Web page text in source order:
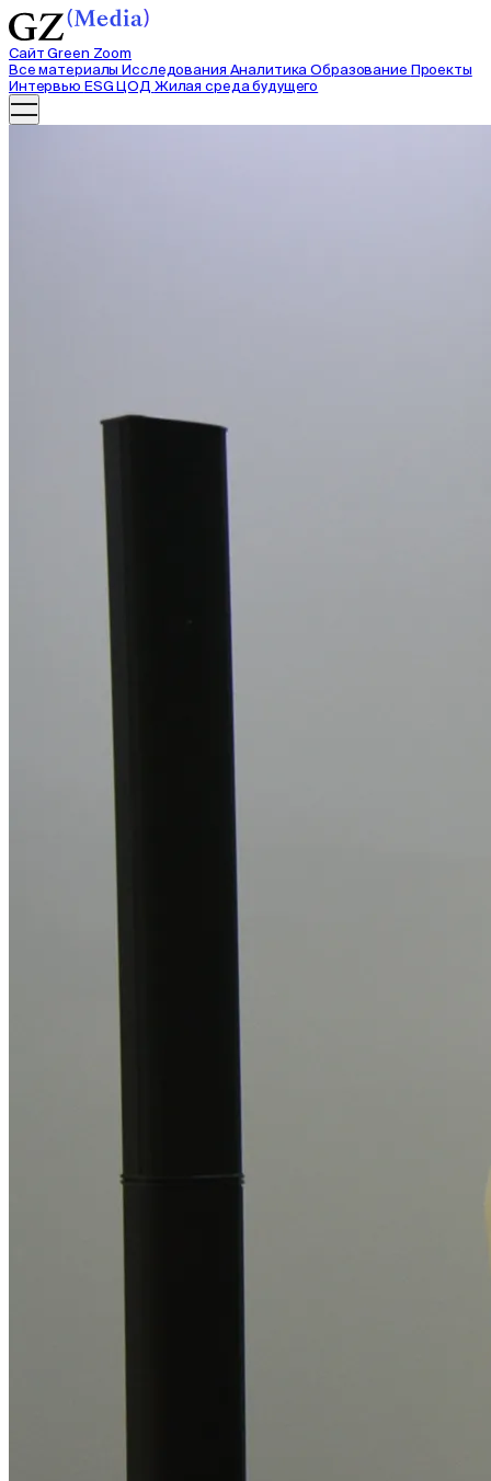
Сайт Green Zoom
Все материалыИсследования АналитикаОбразование Проекты
Интервью ESG ЦОД Жилая среда будущего